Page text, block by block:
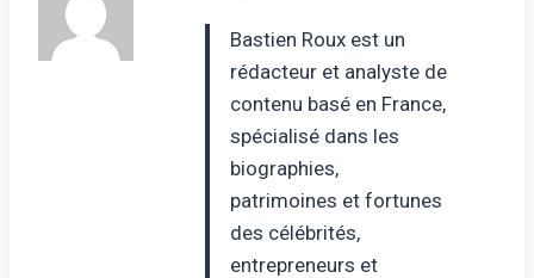
Bastien Roux est un
rédacteur et analyste de
contenu basé en France,
spécialisé dans les
biographies,
patrimoines et fortunes
des célébrités,
entrepreneurs et